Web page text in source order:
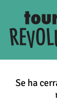
Se ha